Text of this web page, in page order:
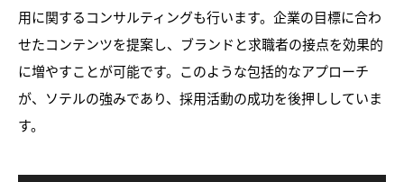
用に関するコンサルティングも行います。企業の目標に合わ
せたコンテンツを提案し、ブランドと求職者の接点を効果的
に増やすことが可能です。このような包括的なアプローチ
が、ソテルの強みであり、採用活動の成功を後押ししていま
す。